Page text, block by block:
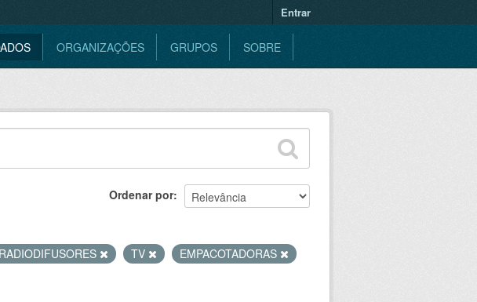
Entrar
ORGANIZAÇÕES GRUPOS SOBRE
Ordenar por
RADIODIFUSORES TV
EMPACOTADORAS